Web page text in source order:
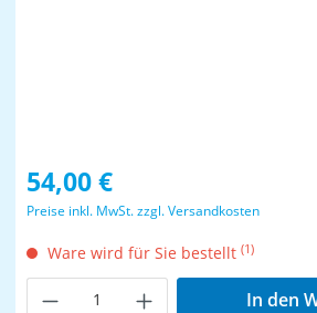
Regulärer Preis:
54,00 €
Preise inkl. MwSt. zzgl. Versandkosten
Ware wird für Sie bestellt (1)
Produkt Anzahl: GibIn den